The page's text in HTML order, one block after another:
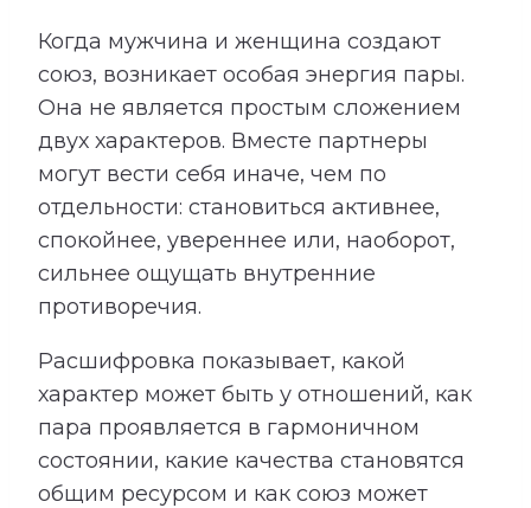
Когда мужчина и женщина создают
союз, возникает особая энергия пары.
Она не является простым сложением
двух характеров. Вместе партнеры
могут вести себя иначе, чем по
отдельности: становиться активнее,
спокойнее, увереннее или, наоборот,
сильнее ощущать внутренние
противоречия.
Расшифровка показывает, какой
характер может быть у отношений, как
пара проявляется в гармоничном
состоянии, какие качества становятся
общим ресурсом и как союз может